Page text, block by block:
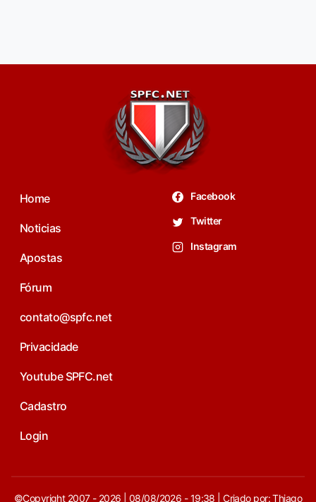
Home
Noticias
Apostas
Fórum
contato@spfc.net
Privacidade
Youtube SPFC.net
Cadastro
Login
Facebook
Twitter
Instagram
©Copyright 2007 - 2026 | 08/08/2026 - 19:38 | Criado por: Thiago